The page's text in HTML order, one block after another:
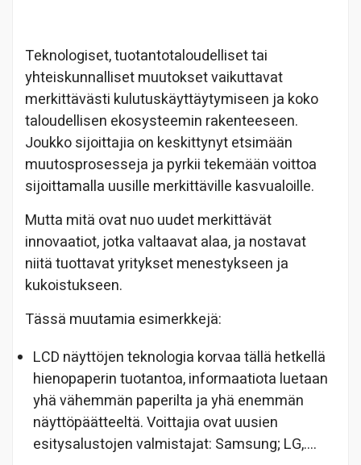
Teknologiset, tuotantotaloudelliset tai
yhteiskunnalliset muutokset vaikuttavat
merkittävästi kulutuskäyttäytymiseen ja koko
taloudellisen ekosysteemin rakenteeseen.
Joukko sijoittajia on keskittynyt etsimään
muutosprosesseja ja pyrkii tekemään voittoa
sijoittamalla uusille merkittäville kasvualoille.
Mutta mitä ovat nuo uudet merkittävät
innovaatiot, jotka valtaavat alaa, ja nostavat
niitä tuottavat yritykset menestykseen ja
kukoistukseen.
Tässä muutamia esimerkkejä:
LCD näyttöjen teknologia korvaa tällä hetkellä
hienopaperin tuotantoa, informaatiota luetaan
yhä vähemmän paperilta ja yhä enemmän
näyttöpäätteeltä. Voittajia ovat uusien
esitysalustojen valmistajat: Samsung; LG,….